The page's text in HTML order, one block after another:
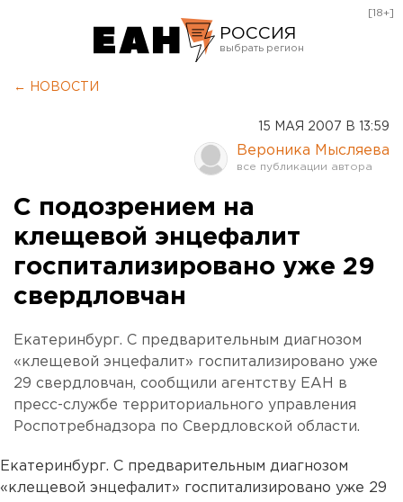
РОССИЯ
Оренбург
[18+]
← НОВОСТИ
15 МАЯ 2007 В 13:59
Вероника Мысляева
С подозрением на
клещевой энцефалит
госпитализировано уже 29
свердловчан
Екатеринбург. С предварительным диагнозом
«клещевой энцефалит» госпитализировано уже
29 свердловчан, сообщили агентству ЕАН в
пресс-службе территориального управления
Роспотребнадзора по Свердловской области.
Екатеринбург. С предварительным диагнозом
«клещевой энцефалит» госпитализировано уже 29